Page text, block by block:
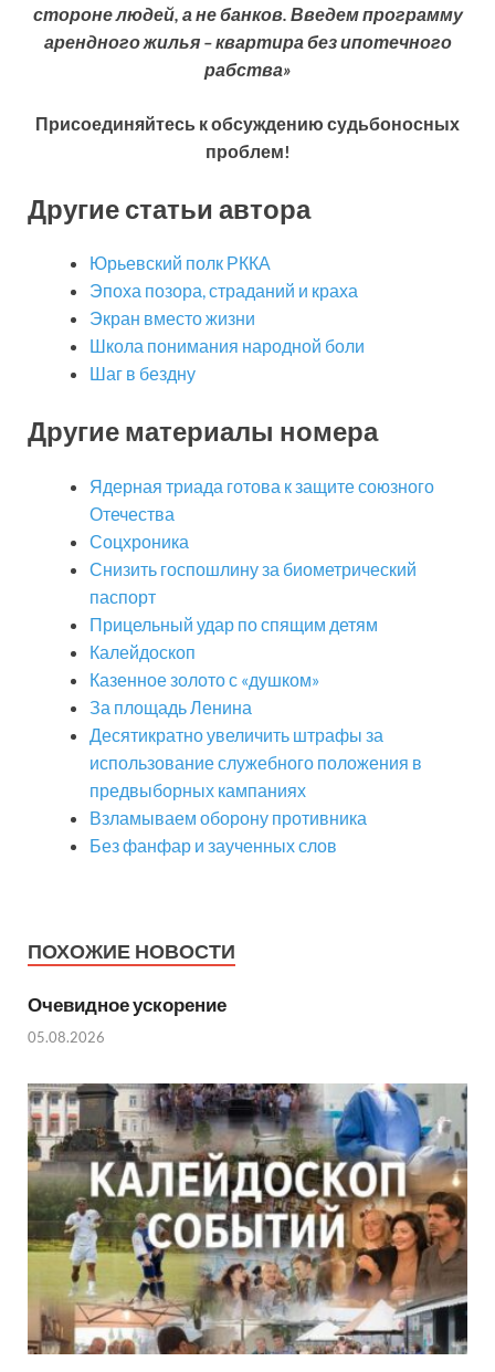
стороне людей, а не банков. Введем программу
арендного жилья – квартира без ипотечного
рабства»
Присоединяйтесь к обсуждению судьбоносных
проблем!
Другие статьи автора
Юрьевский полк РККА
Эпоха позора, страданий и краха
Экран вместо жизни
Школа понимания народной боли
Шаг в бездну
Другие материалы номера
Ядерная триада готова к защите союзного
Отечества
Соцхроника
Снизить госпошлину за биометрический
паспорт
Прицельный удар по спящим детям
Калейдоскоп
Казенное золото с «душком»
За площадь Ленина
Десятикратно увеличить штрафы за
использование служебного положения в
предвыборных кампаниях
Взламываем оборону противника
Без фанфар и заученных слов
ПОХОЖИЕ НОВОСТИ
Очевидное ускорение
05.08.2026